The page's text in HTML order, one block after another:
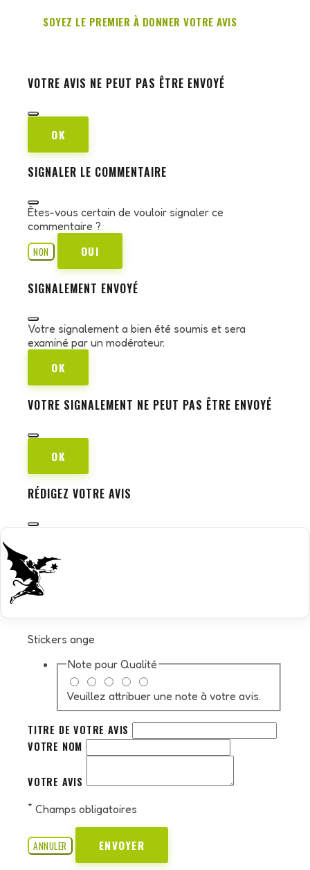
SOYEZ LE PREMIER À DONNER VOTRE AVIS
VOTRE AVIS NE PEUT PAS ÊTRE ENVOYÉ
OK
SIGNALER LE COMMENTAIRE
Êtes-vous certain de vouloir signaler ce
commentaire ?
NON
OUI
SIGNALEMENT ENVOYÉ
Votre signalement a bien été soumis et sera
examiné par un modérateur.
OK
VOTRE SIGNALEMENT NE PEUT PAS ÊTRE ENVOYÉ
OK
RÉDIGEZ VOTRE AVIS
Stickers ange
Note pour Qualité
Veuillez attribuer une note à votre avis.
TITRE DE VOTRE AVIS
VOTRE NOM
VOTRE AVIS
* Champs obligatoires
ANNULER ENVOYER